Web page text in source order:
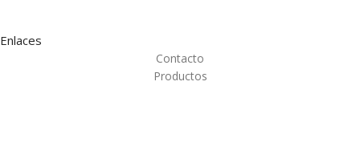
Enlaces
Contacto
Productos